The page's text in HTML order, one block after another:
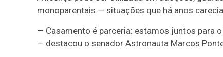
monoparentais — situações que há anos
— Casamento é parceria: estamos juntos para
— destacou o senador Astronauta Marcos